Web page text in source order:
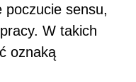
poczucie sensu,
W takich
oznaką